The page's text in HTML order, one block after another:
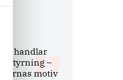
handlar
–
motiv